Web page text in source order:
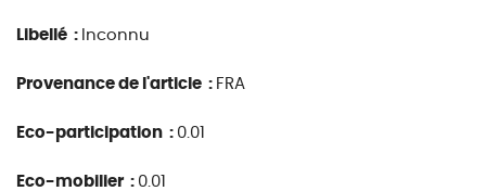
Libellé : Inconnu
Provenance de l'article : FRA
Eco-participation : 0.01
Eco-mobilier : 0.01